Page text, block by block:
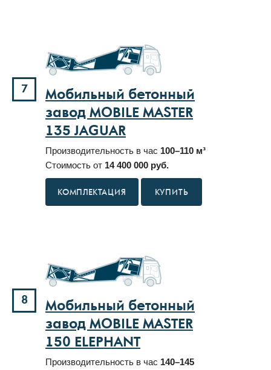
7
Мобильный бетонный
завод MOBILE MASTER
135 JAGUAR
Производительность в час 100–110 м³
Стоимость от 14 400 000 руб.
КУПИТЬ
8
Мобильный бетонный
завод MOBILE MASTER
150 ELEPHANT
Производительность в час 140–145